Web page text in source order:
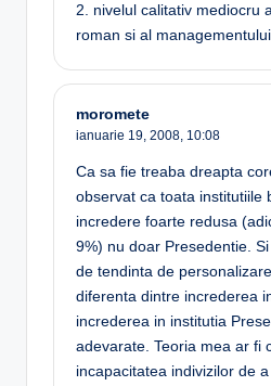
2. nivelul calitativ mediocru
roman si al
moromete
ianuarie 19, 2008, 10:08
Ca sa fie treaba dreapta
observat ca toata institutiile
incredere foarte redusa
9%) nu doar Presedentie.
de tendinta de
diferenta dintre increderea
increderea in institutia
adevarate. Teoria mea ar fi
incapacitatea indivizilor de